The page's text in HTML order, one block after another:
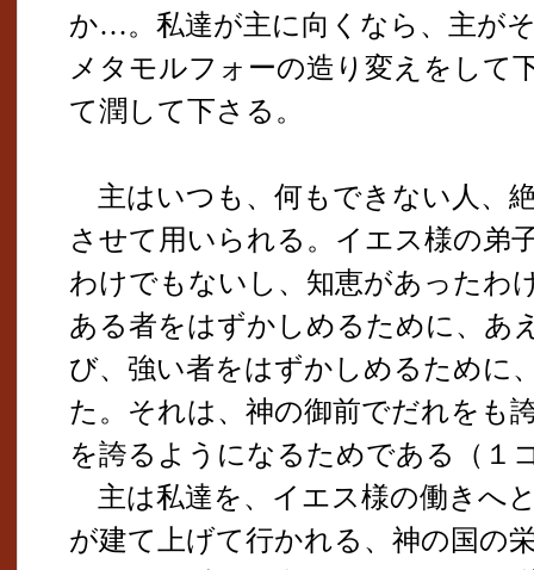
か…。私達が主に向くなら、主が
メタモルフォーの造り変えをして
て潤して下さる。
主はいつも、何もできない人、
させて用いられる。イエス様の弟
わけでもないし、知恵があったわ
ある者をはずかしめるために、あ
び、強い者をはずかしめるために
た。それは、神の御前でだれをも
を誇るようになるためである（１
主は私達を、イエス様の働きへ
が建て上げて行かれる、神の国の